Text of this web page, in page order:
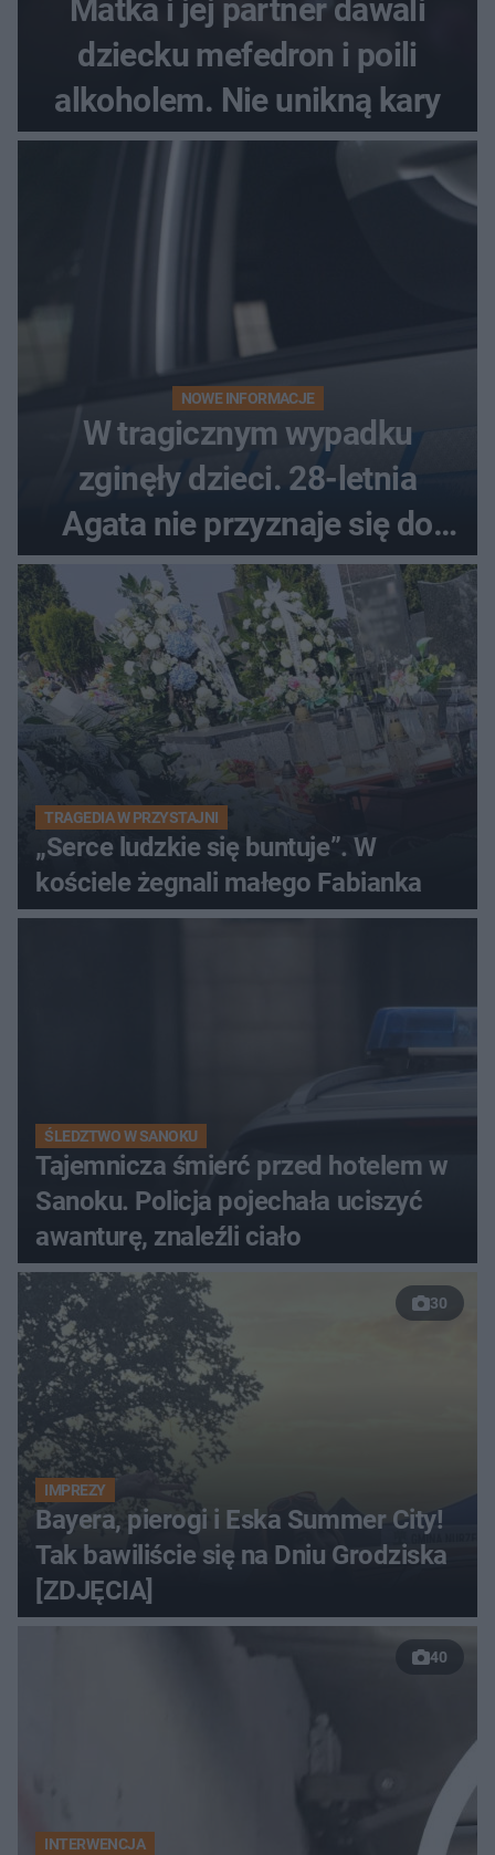
Matka i jej partner dawali
dziecku mefedron i poili
alkoholem. Nie unikną kary
NOWE INFORMACJE
W tragicznym wypadku
zginęły dzieci. 28-letnia
Agata nie przyznaje się do
winy
TRAGEDIA W PRZYSTAJNI
„Serce ludzkie się buntuje”. W
kościele żegnali małego Fabianka
ŚLEDZTWO W SANOKU
Tajemnicza śmierć przed hotelem w
Sanoku. Policja pojechała uciszyć
awanturę, znaleźli ciało
30
IMPREZY
Bayera, pierogi i Eska Summer City!
Tak bawiliście się na Dniu Grodziska
[ZDJĘCIA]
40
INTERWENCJA